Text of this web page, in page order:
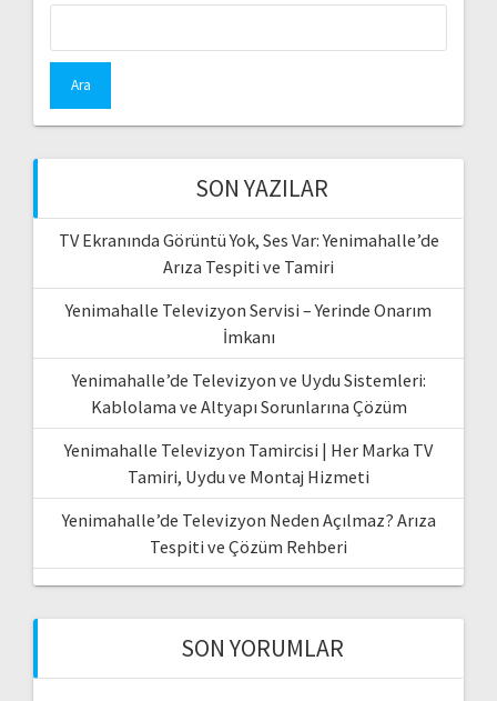
SON YAZILAR
TV Ekranında Görüntü Yok, Ses Var: Yenimahalle’de
Arıza Tespiti ve Tamiri
Yenimahalle Televizyon Servisi – Yerinde Onarım
İmkanı
Yenimahalle’de Televizyon ve Uydu Sistemleri:
Kablolama ve Altyapı Sorunlarına Çözüm
Yenimahalle Televizyon Tamircisi | Her Marka TV
Tamiri, Uydu ve Montaj Hizmeti
Yenimahalle’de Televizyon Neden Açılmaz? Arıza
Tespiti ve Çözüm Rehberi
SON YORUMLAR